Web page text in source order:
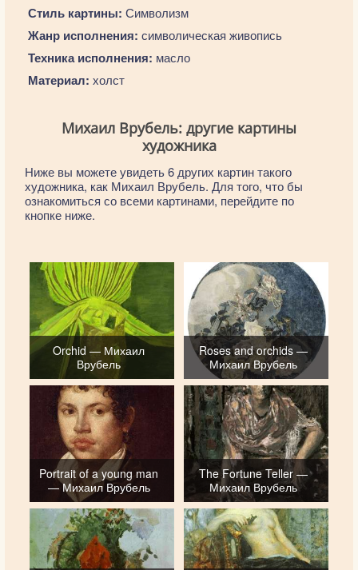
Стиль картины: Символизм
Жанр исполнения: символическая живопись
Техника исполнения: масло
Материал: холст
Михаил Врубель: другие картины
художника
Ниже вы можете увидеть 6 других картин такого
художника, как Михаил Врубель. Для того, что бы
ознакомиться со всеми картинами, перейдите по
кнопке ниже.
Orchid — Михаил
Врубель
Roses and orchids —
Михаил Врубель
Portrait of a young man
— Михаил Врубель
The Fortune Teller —
Михаил Врубель